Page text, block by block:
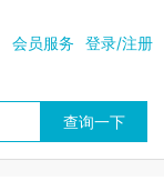
会员服务 登录/注册